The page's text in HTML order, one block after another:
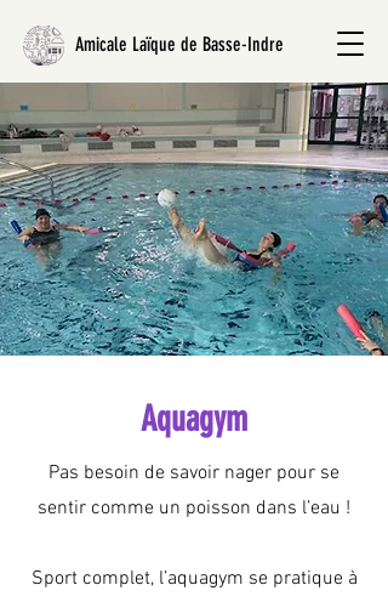
Amicale Laïque de Basse-Indre
Aquagym
Pas besoin de savoir nager pour se
sentir comme un poisson dans l’eau !
Sport complet, l’aquagym se pratique à